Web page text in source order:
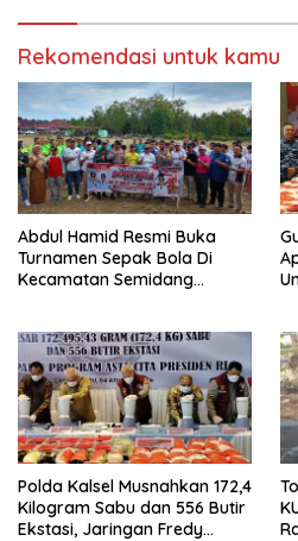
Rekomendasi untuk kamu
Abdul Hamid Resmi Buka
Turnamen Sepak Bola Di
Kecamatan Semidang
Tahun 2026
Polda Kalsel Musnahkan 172,4
Kilogram Sabu dan 556 Butir
Ekstasi, Jaringan Fredy